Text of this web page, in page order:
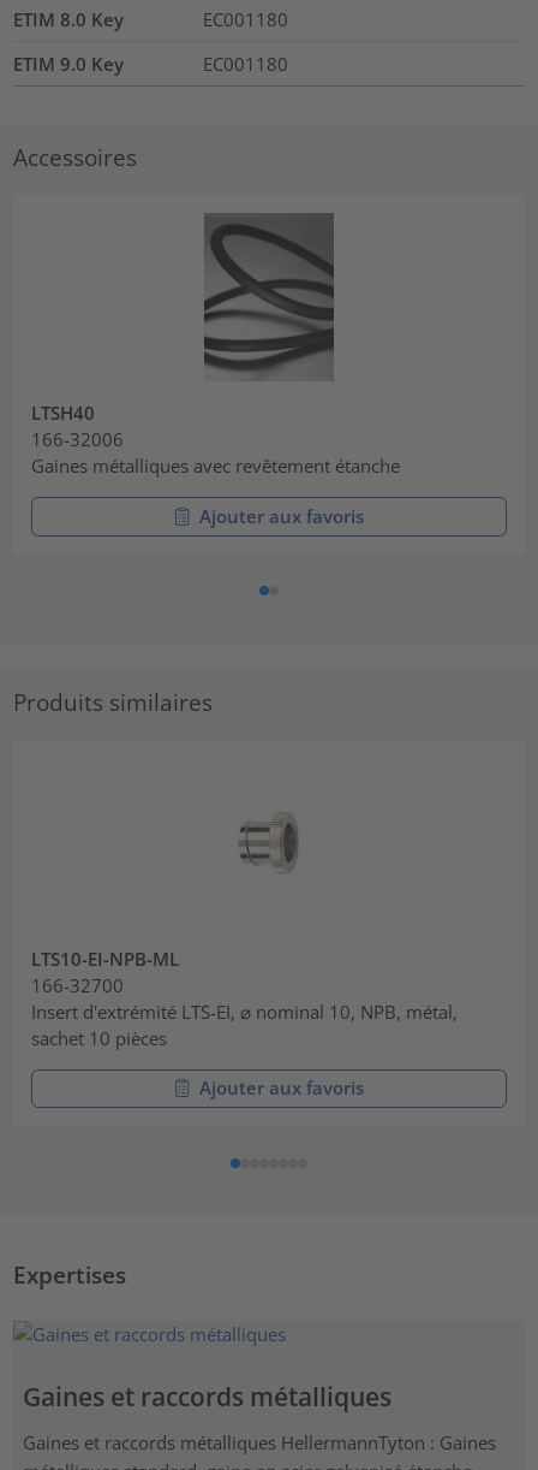
ETIM 8.0 Key
EC001180
ETIM 9.0 Key
EC001180
Accessoires
LTSH40
166-32006
Gaines métalliques avec revêtement étanche
Ajouter aux favoris
Produits similaires
LTS10-EI-NPB-ML
166-32700
Insert d'extrémité LTS-EI, ⌀ nominal 10, NPB, métal,
sachet 10 pièces
Ajouter aux favoris
Expertises
Gaines et raccords métalliques
Gaines et raccords métalliques HellermannTyton : Gaines